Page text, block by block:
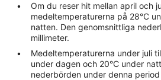
Om du reser hit mellan april och
medeltemperaturerna på 28°C
natten. Den genomsnittliga
millimeter.
Medeltemperaturerna under juli
under dagen och 20°C under
nederbörden under denna